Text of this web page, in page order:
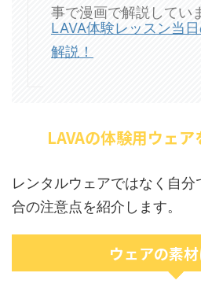
事で漫画で解説してい
LAVA体験レッスン当
解説！
LAVAの体験用ウェ
レンタルウェアではなく自
合の注意点を紹介します。
ウェアの素